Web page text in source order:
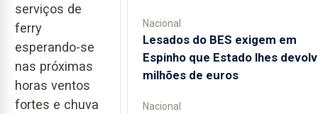
serviços de
ferry
esperando-se
nas próximas
horas ventos
fortes e chuva
Nacional
Lesados do BES exigem em
Espinho que Estado lhes
milhões de euros
Nacional